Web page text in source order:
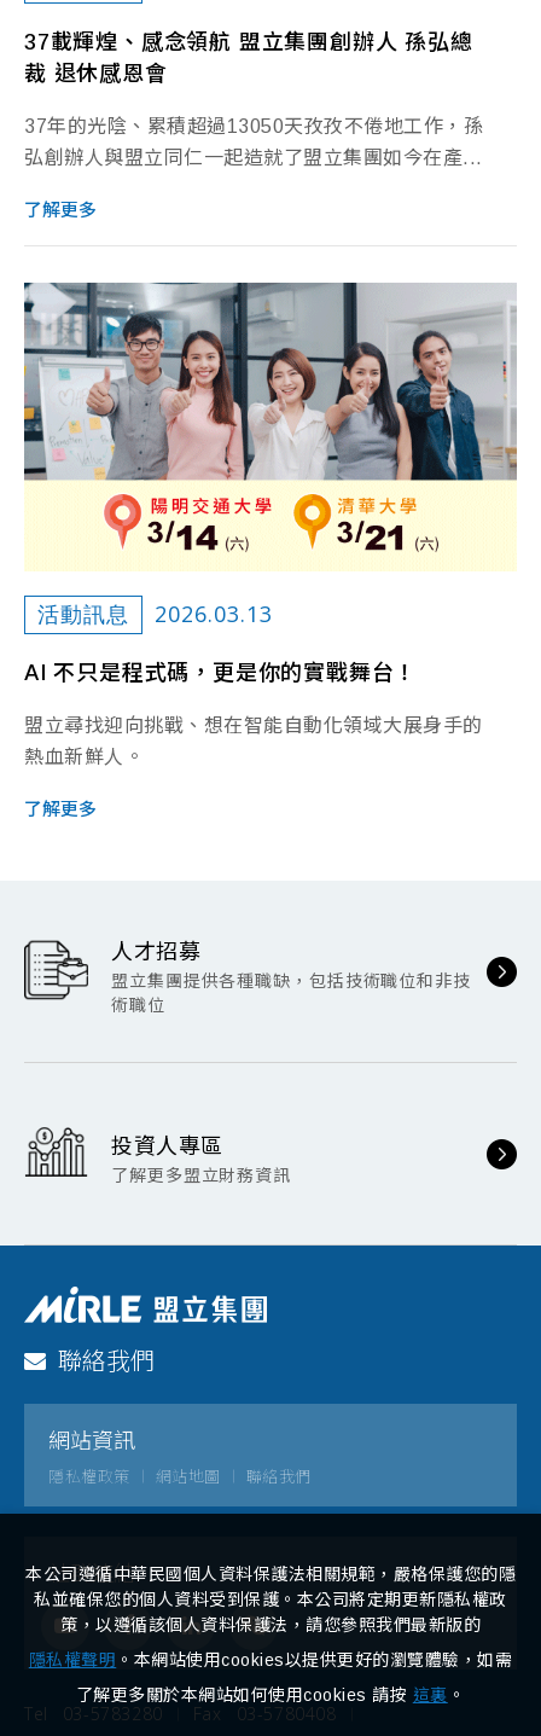
37載輝煌、感念領航 盟立集團創辦人 孫弘總
裁 退休感恩會
37年的光陰、累積超過13050天孜孜不倦地工作，孫
弘創辦人與盟立同仁一起造就了盟立集團如今在產...
了解更多
活動訊息 2026.03.13
AI 不只是程式碼，更是你的實戰舞台！
盟立尋找迎向挑戰、想在智能自動化領域大展身手的
熱血新鮮人。
了解更多
人才招募
盟立集團提供各種職缺，包括技術職位和非技
術職位
投資人專區
了解更多盟立財務資訊
聯絡我們
網站資訊
隱私權政策 網站地圖 聯絡我們
社群連結
Tel 03-5783280 Fax
03-5780408
本公司遵循中華民國個人資料保護法相關規範，嚴格保護您的隱
私並確保您的個人資料受到保護。本公司將定期更新隱私權政
策，以遵循該個人資料保護法，請您參照我們最新版的
隱私權聲明 。本網站使用cookies以提供更好的瀏覽體驗，如需
了解更多關於本網站如何使用cookies 請按 這裏 。